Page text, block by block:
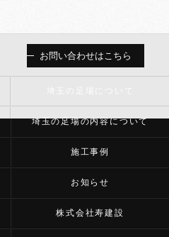
お問い合わせはこちら
埼玉の足場の内容について
施工事例
お知らせ
株式会社寿建設